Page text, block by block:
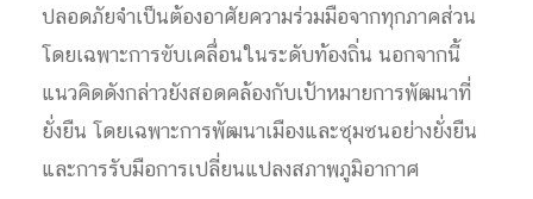
ปลอดภัยจำเป็นต้องอาศัยความร่วมมือจากทุกภาคส่วน
โดยเฉพาะการขับเคลื่อนในระดับท้องถิ่น นอกจากนี้
แนวคิดดังกล่าวยังสอดคล้องกับเป้าหมายการพัฒนาที่
ยั่งยืน โดยเฉพาะการพัฒนาเมืองและชุมชนอย่างยั่งยืน
และการรับมือการเปลี่ยนแปลงสภาพภูมิอากาศ